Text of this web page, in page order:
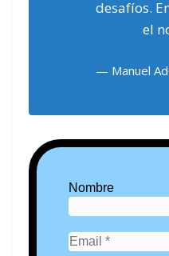
desafíos.
el
— Manuel
Nombre